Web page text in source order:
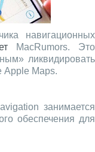
навигационных
MacRumors. Это
ликвидировать
Apple Maps.
занимается
обеспечения для